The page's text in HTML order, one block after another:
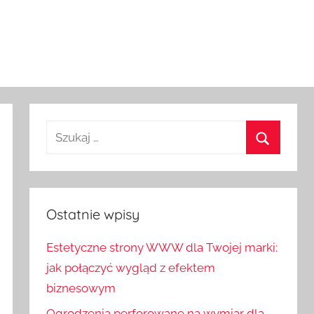
Ostatnie wpisy
Estetyczne strony WWW dla Twojej marki:
jak połączyć wygląd z efektem
biznesowym